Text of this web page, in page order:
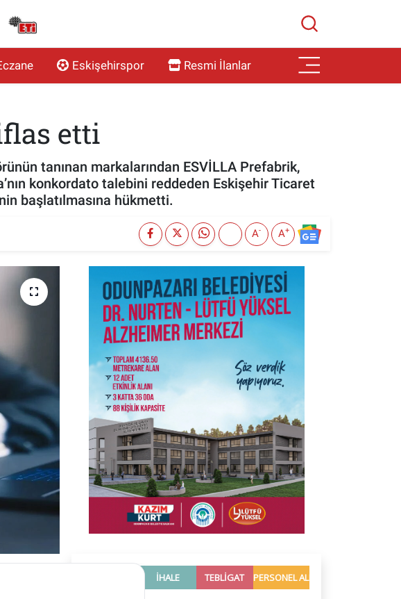
Eskişehirspor Resmi İlanlar
etti
tanınan markalarından ESVİLLA Prefabrik,
konkordato talebini reddeden Eskişehir Ticaret
başlatılmasına hükmetti.
A- A+